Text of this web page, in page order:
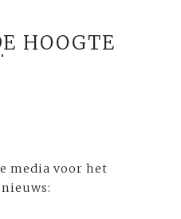
HOOGTE
media voor het